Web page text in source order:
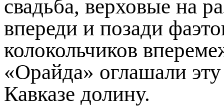
свадьба, верховые на
впереди и позади
колокольчиков
«Орайда» оглашали
Кавказе долину.